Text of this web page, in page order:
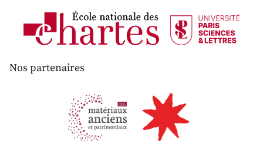
Nos partenaires